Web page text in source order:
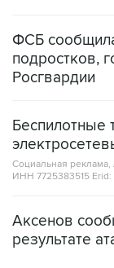
ФСБ
подростков,
Росгвардии
Беспилотные
Социальная
ИНН 7725383515 Erid:
Аксенов
результате